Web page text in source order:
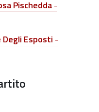
Pischedda-
Degli Esposti -